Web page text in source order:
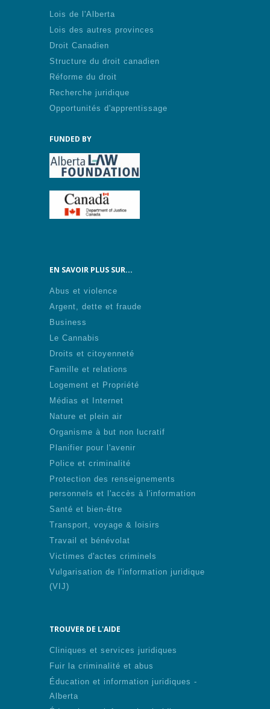
Lois de l'Alberta
Lois des autres provinces
Droit Canadien
Structure du droit canadien
Réforme du droit
Recherche juridique
Opportunités d'apprentissage
FUNDED BY
EN SAVOIR PLUS SUR...
Abus et violence
Argent, dette et fraude
Business
Le Cannabis
Droits et citoyenneté
Famille et relations
Logement et Propriété
Médias et Internet
Nature et plein air
Organisme à but non lucratif
Planifier pour l'avenir
Police et criminalité
Protection des renseignements
personnels et l'accès à l'information
Santé et bien-être
Transport, voyage & loisirs
Travail et bénévolat
Victimes d'actes criminels
Vulgarisation de l'information juridique
(VIJ)
TROUVER DE L'AIDE
Cliniques et services juridiques
Fuir la criminalité et abus
Éducation et information juridiques -
Alberta